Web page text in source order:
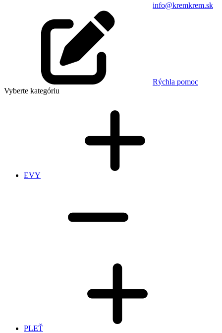
info@kremkrem.sk
Rýchla pomoc
Vyberte kategóriu
EVY
PLEŤ